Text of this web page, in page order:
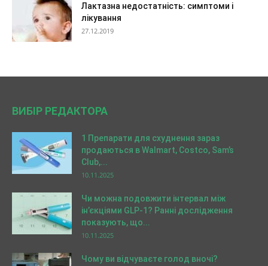
Лактазна недостатність: симптоми і
лікування
27.12.2019
ВИБІР РЕДАКТОРА
1 Препарати для схуднення зараз
продаються в Walmart, Costco, Sam’s
Club,...
10.11.2025
Чи можна подовжити інтервал між
ін’єкціями GLP-1? Ранні дослідження
показують, що...
10.11.2025
Чому ви відчуваєте голод вночі?